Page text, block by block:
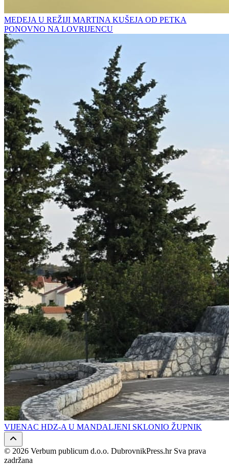
MEDEJA U REŽIJI MARTINA KUŠEJA OD PETKA
PONOVNO NA LOVRIJENCU
VIJENAC HDZ-A U MANDALJENI SKLONIO ŽUPNIK
© 2026 Verbum publicum d.o.o. DubrovnikPress.hr Sva prava
zadržana